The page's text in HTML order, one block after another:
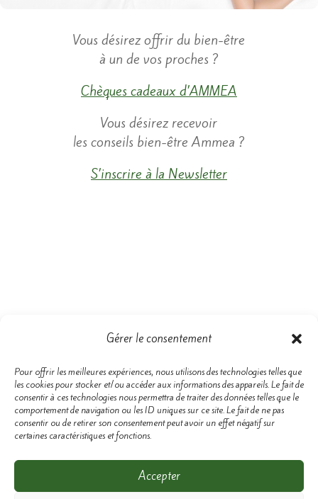
Gérer le consentement
Pour offrir les meilleures expériences, nous utilisons des technologies telles que
les cookies pour stocker et/ou accéder aux informations des appareils. Le fait de
consentir à ces technologies nous permettra de traiter des données telles que le
comportement de navigation ou les ID uniques sur ce site. Le fait de ne pas
consentir ou de retirer son consentement peut avoir un effet négatif sur
certaines caractéristiques et fonctions.
Accepter
​Vous désirez offrir du bien-être
à un de vos proches ?
Chèques cadeaux d’AMMEA
​Vous désirez recevoir
les conseils bien-être Ammea ?
S’inscrire à la Newsletter
Pour toujours plus d’informations
et d’énergie,
sur nos réseaux